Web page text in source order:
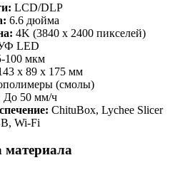
LCD/DLP
6.6 дюйма
4K (3840 x 2400 пикселей)
LED
100 мкм
x 89 x 175 мм
(смолы)
До 50 мм/ч
ChituBox, Lychee Slicer
Wi-Fi
материала